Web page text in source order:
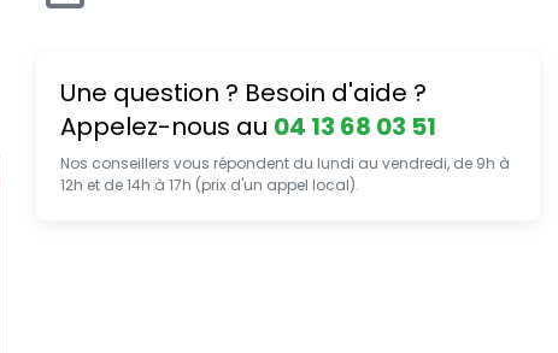
Une question ? Besoin d'aide ?
Appelez-nous au 04 13 68 03 51
Nos conseillers vous répondent du lundi au vendredi, de 9h à
12h et de 14h à 17h (prix d'un appel local).